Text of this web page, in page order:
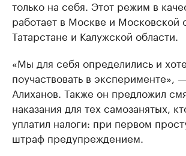
только на себя. Этот режим в
работает в Москве и Московской
Татарстане и Калужской области.
«Мы для себя определились и
поучаствовать в эксперименте»,
Алиханов. Также он предложил
наказания для тех самозанятых,
уплатил налоги: при первом
штраф предупреждением.